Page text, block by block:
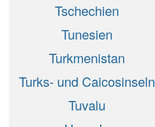
Tschechien
Tunesien
Turkmenistan
Turks- und Caicosinseln
Tuvalu